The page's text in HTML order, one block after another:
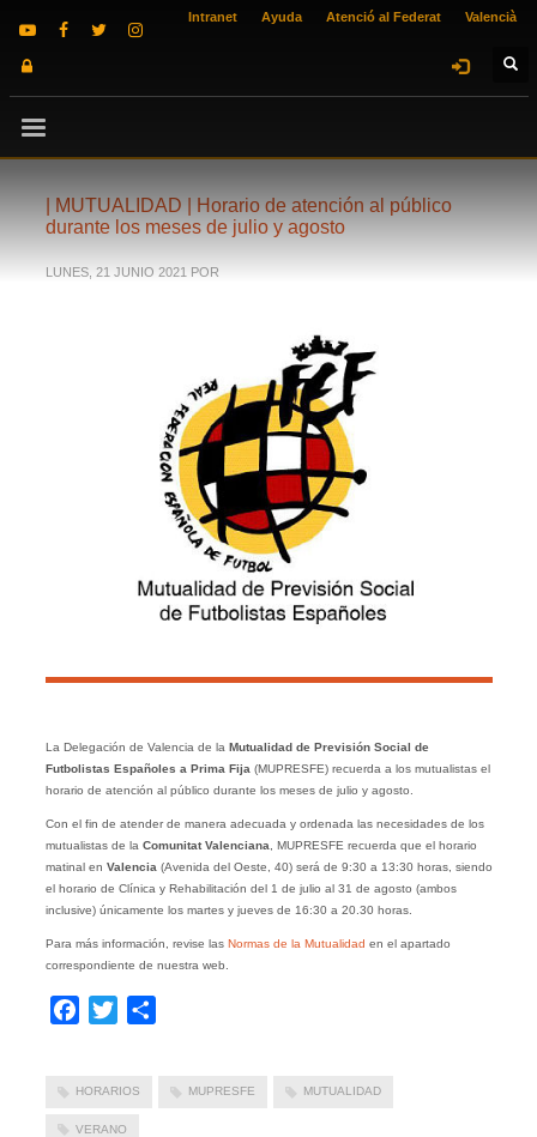
Intranet Ayuda Atenció al Federat Valencià
| MUTUALIDAD | Horario de atención al público
durante los meses de julio y agosto
LUNES, 21 JUNIO 2021 POR
La Delegación de Valencia de la Mutualidad de Previsión Social de
Futbolistas Españoles a Prima Fija (MUPRESFE) recuerda a los mutualistas el
horario de atención al público durante los meses de julio y agosto.
Con el fin de atender de manera adecuada y ordenada las necesidades de los
mutualistas de la Comunitat Valenciana , MUPRESFE recuerda que el horario
matinal en Valencia (Avenida del Oeste, 40) será de 9:30 a 13:30 horas, siendo
el horario de Clínica y Rehabilitación del 1 de julio al 31 de agosto (ambos
inclusive) únicamente los martes y jueves de 16:30 a 20.30 horas.
Para más información, revise las Normas de la Mutualidad en el apartado
correspondiente de nuestra web.
Facebook
Twitter
HORARIOS MUPRESFE MUTUALIDAD
VERANO